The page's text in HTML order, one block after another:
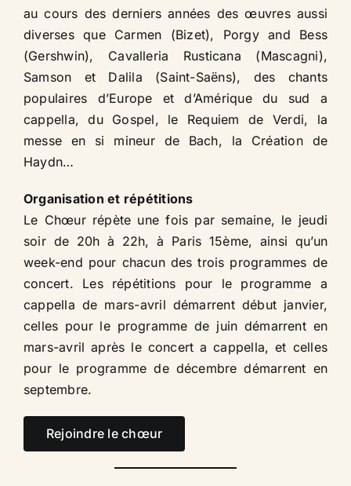
au cours des derniers années des œuvres aussi
diverses que Carmen (Bizet), Porgy and Bess
(Gershwin), Cavalleria Rusticana (Mascagni),
Samson et Dalila (Saint-Saëns), des chants
populaires d’Europe et d’Amérique du sud a
cappella, du Gospel, le Requiem de Verdi, la
messe en si mineur de Bach, la Création de
Haydn…​
Organisation et répétitions​
Le Chœur répète une fois par semaine, le jeudi
soir de 20h à 22h, à Paris 15ème, ainsi qu’un
week-end pour chacun des trois programmes de
concert. Les répétitions pour le programme a
cappella de mars-avril démarrent début janvier,
celles pour le programme de juin démarrent en
mars-avril après le concert a cappella, et celles
pour le programme de décembre démarrent en
septembre.​
Rejoindre le chœur